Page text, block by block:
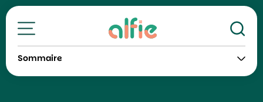
Toutes nos formations
Sommaire